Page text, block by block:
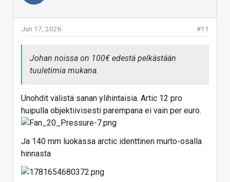
#11
Jun 17, 2026
Johan noissa on 100€ edestä pelkästään
tuuletimia mukana.
Unohdit välistä sanan ylihintaisia. Artic 12 pro
huipulla objektiivisesti parempana ei vain per euro.
Ja 140 mm luokassa arctic identtinen murto-osalla
hinnasta